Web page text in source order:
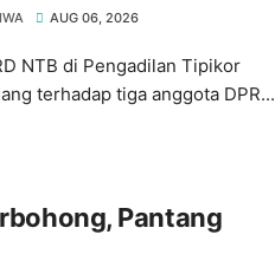
Tipikor Mataram
AUG 06, 2026
NTB di Pengadilan Tipikor
terhadap tiga anggota DPR...
Pantang